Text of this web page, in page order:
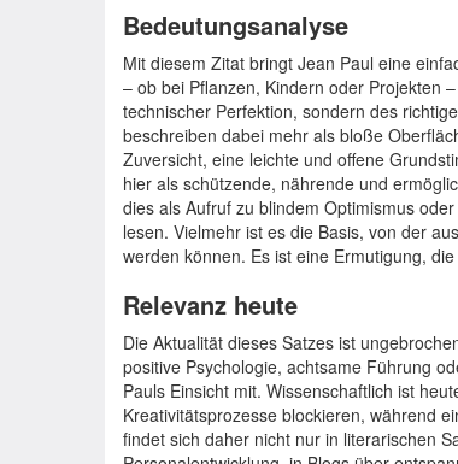
Bedeutungsanalyse
Mit diesem Zitat bringt Jean Paul eine
– ob bei Pflanzen, Kindern oder Projekten
technischer Perfektion, sondern des
beschreiben dabei mehr als bloße
Zuversicht, eine leichte und offene
hier als schützende, nährende und
dies als Aufruf zu blindem Optimismus
lesen. Vielmehr ist es die Basis, von der
werden können. Es ist eine Ermutigung,
Relevanz heute
Die Aktualität dieses Satzes ist
positive Psychologie, achtsame Führung
Pauls Einsicht mit. Wissenschaftlich ist
Kreativitätsprozesse blockieren, während
findet sich daher nicht nur in literarischen